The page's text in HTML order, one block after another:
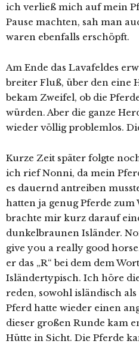
ich verließ mich auf mein
Pause machten, sah man
waren ebenfalls erschöpft.
Am Ende das Lavafeldes
breiter Fluß, über den eine
bekam Zweifel, ob die
würden. Aber die ganze
wieder völlig problemlos.
Kurze Zeit später folgte
ich rief Nonni, da mein
es dauernd antreiben
hatten ja genug Pferde zum
brachte mir kurz darauf
dunkelbraunen Isländer.
give you a really good
er das „R“ bei dem dem
Isländertypisch. Ich höre
reden, sowohl isländisch
Pferd hatte wieder einen
dieser großen Runde kam
Hütte in Sicht. Die Pferde